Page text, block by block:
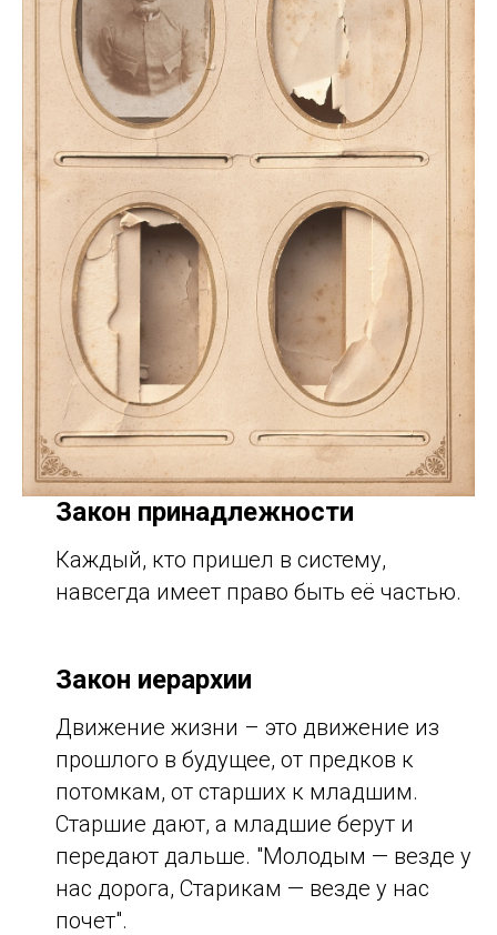
Закон принадлежности
Каждый, кто пришел в систему,
навсегда имеет право быть её частью.
Закон иерархии
Движение жизни – это движение из
прошлого в будущее, от предков к
потомкам, от старших к младшим.
Старшие дают, а младшие берут и
передают дальше. "Молодым — везде у
нас дорога, Старикам — везде у нас
почет".